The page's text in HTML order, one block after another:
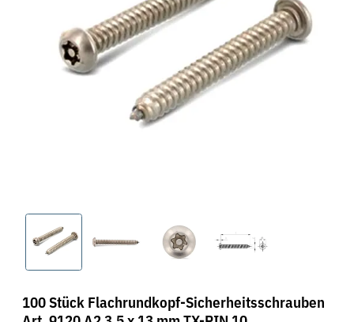
100 Stück Flachrundkopf-Sicherheitsschrauben